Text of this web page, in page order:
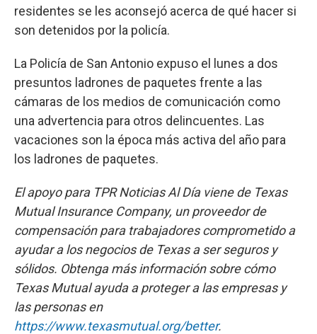
residentes se les aconsejó acerca de qué hacer si
son detenidos por la policía.
La Policía de San Antonio expuso el lunes a dos
presuntos ladrones de paquetes frente a las
cámaras de los medios de comunicación como
una advertencia para otros delincuentes. Las
vacaciones son la época más activa del año para
los ladrones de paquetes.
El apoyo para TPR Noticias Al Día viene de Texas
Mutual Insurance Company, un proveedor de
compensación para trabajadores comprometido a
ayudar a los negocios de Texas a ser seguros y
sólidos. Obtenga más información sobre cómo
Texas Mutual ayuda a proteger a las empresas y
las personas en
https://www.texasmutual.org/better.